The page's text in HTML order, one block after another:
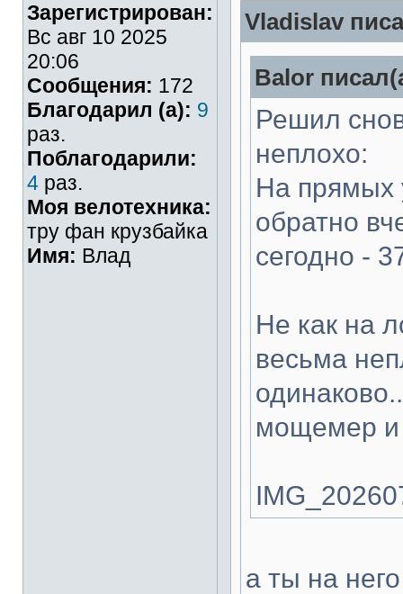
Зарегистрирован:
Вс авг 10 2025
20:06
Сообщения: 172
Благодарил (а): 9
раз.
Поблагодарили:
4 раз.
Моя велотехника:
тру фан крузбайка
Имя: Влад
Vladislav
Balor
Решил
неплохо:
На прямых
обратно
сегодно -
Не как на
весьма
мощемер и
а ты на